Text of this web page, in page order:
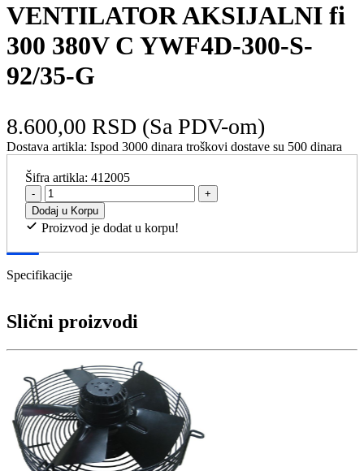
VENTILATOR AKSIJALNI fi
300 380V C YWF4D-300-S-
92/35-G
8.600,00 RSD (Sa PDV-om)
Dostava artikla: Ispod 3000 dinara troškovi dostave su 500 dinara
Šifra artikla:412005
-
+
Dodaj u Korpu
Proizvod je dodat u korpu!
Specifikacije
Slični proizvodi